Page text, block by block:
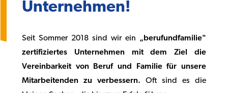
Unternehmen!
Seit Sommer 2018 sind wir ein „berufundfamilie"
zertifiziertes Unternehmen mit dem Ziel die
Vereinbarkeit von Beruf und Familie für unsere
Mitarbeitenden zu verbessern. Oft sind es die